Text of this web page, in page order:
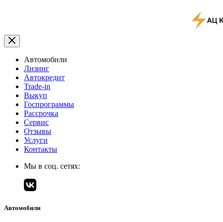
Автомобили
Лизинг
Автокредит
Trade-in
Выкуп
Госпрограммы
Рассрочка
Сервис
Отзывы
Услуги
Контакты
Мы в соц. сетях:
Автомобили